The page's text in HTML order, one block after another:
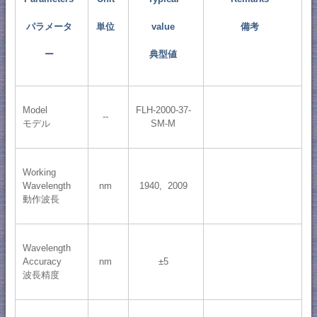
パラメータ
ー
単位 value
典型値
備考
Model
モデル
--
FLH-2000-37-
SM-M
Working
Wavelength
動作波長
nm 1940, 2009
Wavelength
Accuracy
波長精度
nm ±5